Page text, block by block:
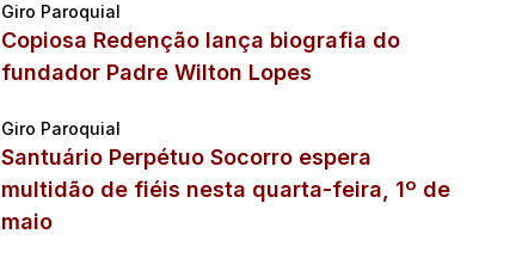
Giro Paroquial
Copiosa Redenção lança biografia do
fundador Padre Wilton Lopes
Giro Paroquial
Santuário Perpétuo Socorro espera
multidão de fiéis nesta quarta-feira, 1º de
maio